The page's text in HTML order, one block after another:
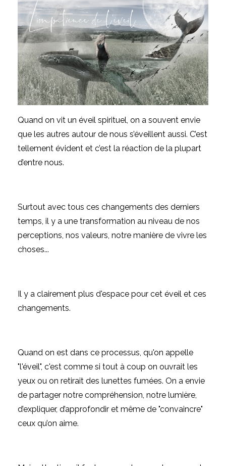
Quand on vit un éveil spirituel, on a souvent envie
que les autres autour de nous s’éveillent aussi. C’est
tellement évident et c’est la réaction de la plupart
d’entre nous.
Surtout avec tous ces changements des derniers
temps, il y a une transformation au niveau de nos
perceptions, nos valeurs, notre manière de vivre les
choses...
Il y a clairement plus d'espace pour cet éveil et ces
changements.
Quand on est dans ce processus, qu'on appelle
"l'éveil", c'est comme si tout à coup on ouvrait les
yeux ou on retirait des lunettes fumées. On a envie
de partager notre compréhension, notre lumière,
d’expliquer, d’approfondir et même de "convaincre"
ceux qu’on aime.